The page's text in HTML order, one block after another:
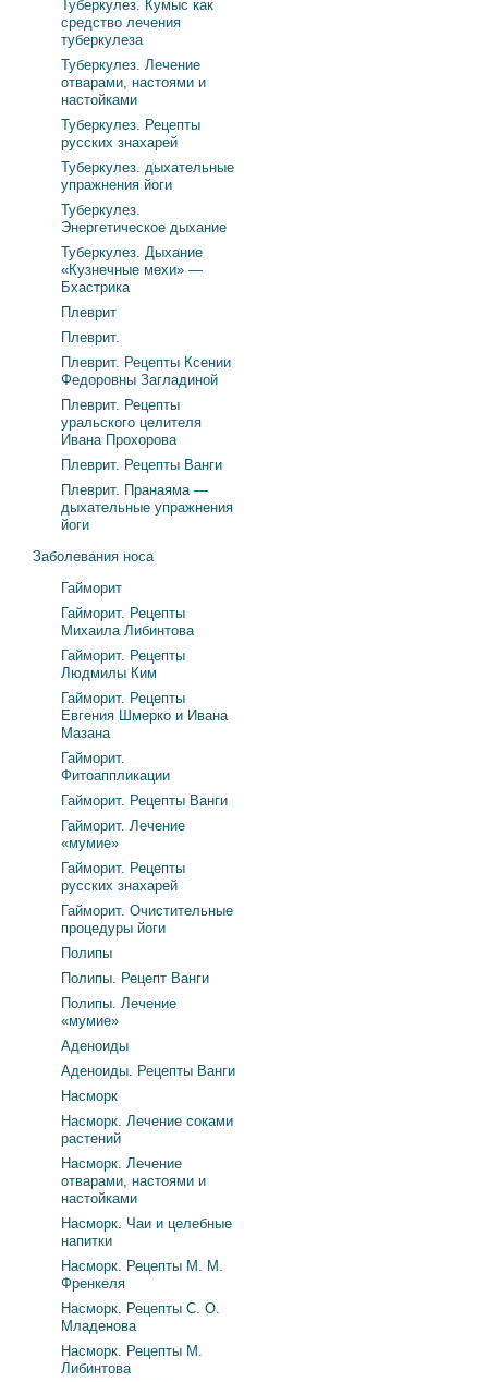
Туберкулез. Кумыс как
средство лечения
туберкулеза
Туберкулез. Лечение
отварами, настоями и
настойками
Туберкулез. Рецепты
русских знахарей
Туберкулез. дыхательные
упражнения йоги
Туберкулез.
Энергетическое дыхание
Туберкулез. Дыхание
«Кузнечные мехи» —
Бхастрика
Плеврит
Плеврит.
Плеврит. Рецепты Ксении
Федоровны Загладиной
Плеврит. Рецепты
уральского целителя
Ивана Прохорова
Плеврит. Рецепты Ванги
Плеврит. Пранаяма —
дыхательные упражнения
йоги
Заболевания носа
Гайморит
Гайморит. Рецепты
Михаила Либинтова
Гайморит. Рецепты
Людмилы Ким
Гайморит. Рецепты
Евгения Шмерко и Ивана
Мазана
Гайморит.
Фитоаппликации
Гайморит. Рецепты Ванги
Гайморит. Лечение
«мумие»
Гайморит. Рецепты
русских знахарей
Гайморит. Очистительные
процедуры йоги
Полипы
Полипы. Рецепт Ванги
Полипы. Лечение
«мумие»
Аденоиды
Аденоиды. Рецепты Ванги
Насморк
Насморк. Лечение соками
растений
Насморк. Лечение
отварами, настоями и
настойками
Насморк. Чаи и целебные
напитки
Насморк. Рецепты М. М.
Френкеля
Насморк. Рецепты С. О.
Младенова
Насморк. Рецепты М.
Либинтова